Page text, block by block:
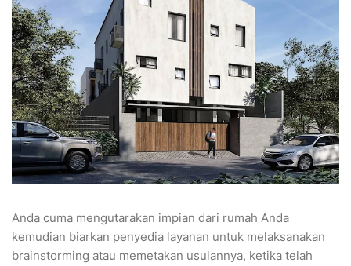
Anda cuma mengutarakan impian dari rumah Anda
kemudian biarkan penyedia layanan untuk melaksanakan
brainstorming atau memetakan usulannya, ketika telah